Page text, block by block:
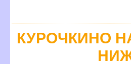
КУРОЧКИНО